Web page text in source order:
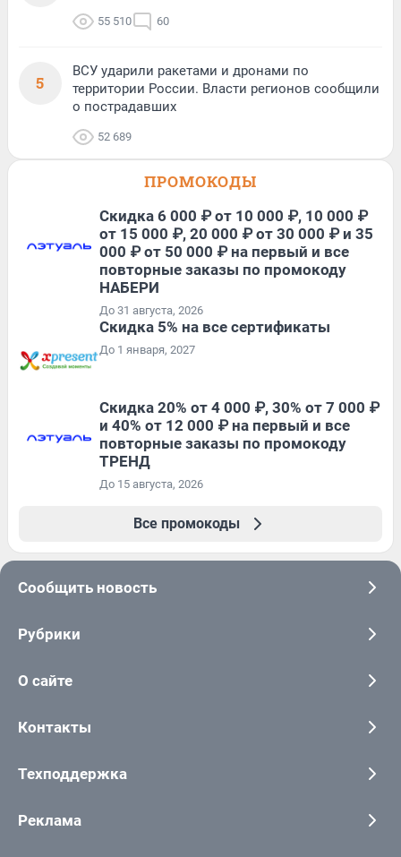
55 510 60
5
ВСУ ударили ракетами и дронами по
территории России. Власти регионов сообщили
о пострадавших
52 689
ПРОМОКОДЫ
Скидка 6 000 ₽ от 10 000 ₽, 10 000 ₽
от 15 000 ₽, 20 000 ₽ от 30 000 ₽ и 35
000 ₽ от 50 000 ₽ на первый и все
повторные заказы по промокоду
НАБЕРИ
До 31 августа, 2026
Скидка 5% на все сертификаты
До 1 января, 2027
Скидка 20% от 4 000 ₽, 30% от 7 000 ₽
и 40% от 12 000 ₽ на первый и все
повторные заказы по промокоду
ТРЕНД
До 15 августа, 2026
Все промокоды
Сообщить новость
Рубрики
О сайте
Контакты
Техподдержка
Реклама